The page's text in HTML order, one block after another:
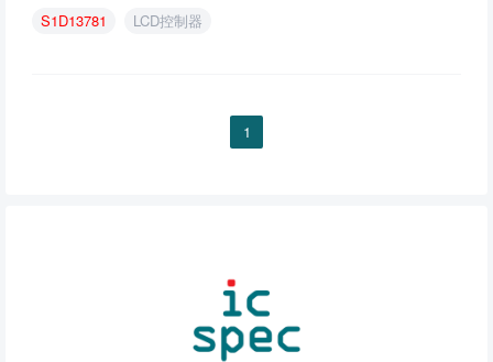
像传输。
S1D13781 LCD控制器
1